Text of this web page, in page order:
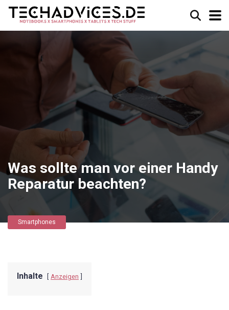
Was sollte man vor einer Handy
Reparatur beachten?
Smartphones
Inhalte Anzeigen